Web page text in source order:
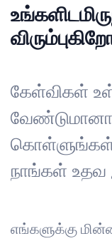
கேள்விகள்
நாங்கள் உதவ
எங்களுக்கு